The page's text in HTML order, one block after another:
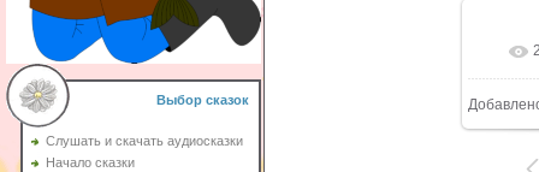
Выбор сказок
Слушать и скачать аудиосказки
Начало сказки